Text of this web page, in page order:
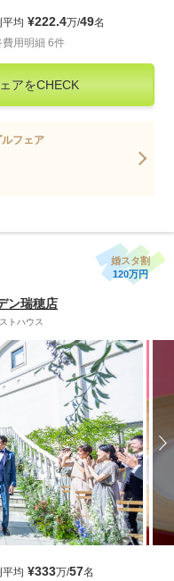
平均 ¥222.4万/49名
費用明細 6件
アをCHECK
フェア
婚スタ割
120万円
ン瑞穂店
トハウス
平均 ¥333万/57名